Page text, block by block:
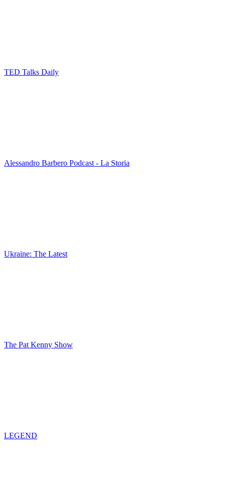
TED Talks Daily
Alessandro Barbero Podcast - La Storia
Ukraine: The Latest
The Pat Kenny Show
LEGEND